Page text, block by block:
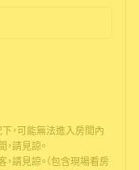
，可能無法進入房間內
請見諒。
請見諒。（包含現場看房